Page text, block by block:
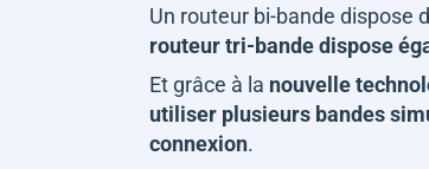
Un routeur bi-bande dispose
routeur tri-bande dispose
Et grâce à la nouvelle
utiliser plusieurs bandes
connexion.